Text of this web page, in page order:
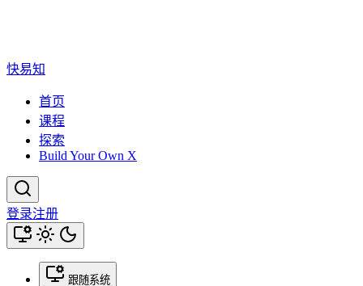
快易知
首页
课程
探索
Build Your Own X
登录注册
跟随系统